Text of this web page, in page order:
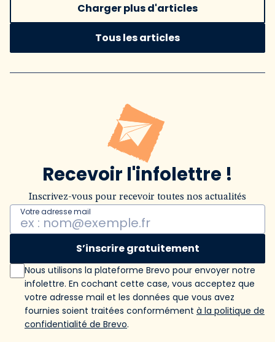
Charger plus d'articles
Tous les articles
Recevoir l'infolettre !
Inscrivez-vous pour recevoir toutes nos actualités
Votre adresse mail
S’inscrire gratuitement
Nous utilisons la plateforme Brevo pour envoyer notre
infolettre. En cochant cette case, vous acceptez que
votre adresse mail et les données que vous avez
fournies soient traitées conformément à la politique de
confidentialité de Brevo.